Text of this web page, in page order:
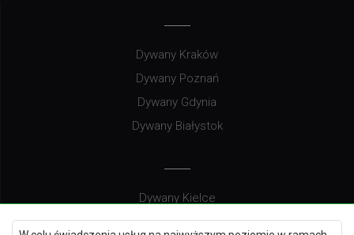
Dywany Kraków
Dywany Poznań
Dywany Gdynia
Dywany Białystok
Dywany Kielce
Dywany Gdańsk